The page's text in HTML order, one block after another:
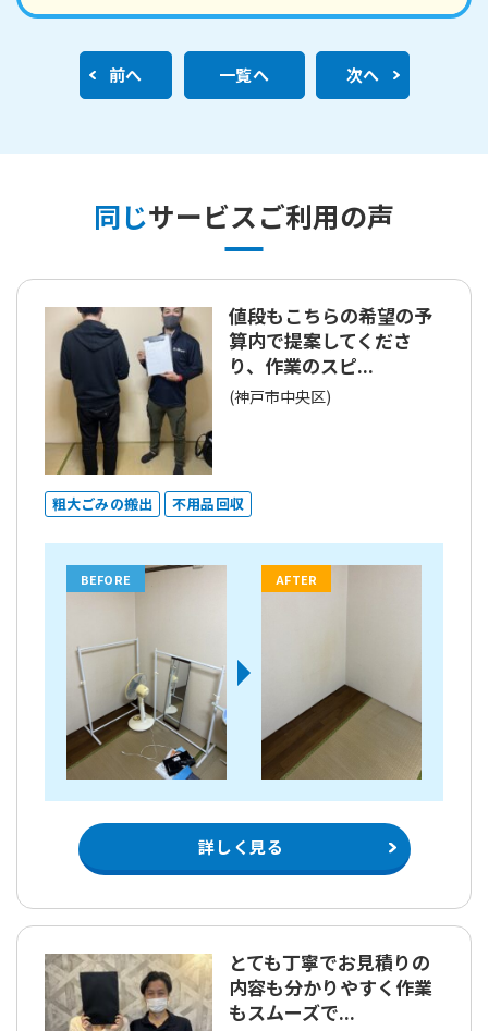
前へ 一覧へ 次へ
同じサービスご利用の声
値段もこちらの希望の予
算内で提案してくださ
り、作業のスピ...
(神戸市中央区)
粗大ごみの搬出 不用品回収
BEFORE AFTER
詳しく見る
とても丁寧でお見積りの
内容も分かりやすく作業
もスムーズで...